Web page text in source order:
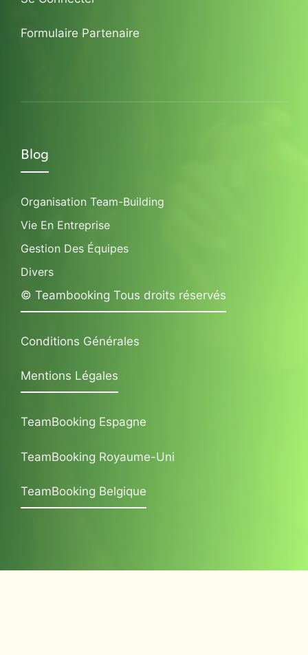
Formulaire Partenaire
Blog
Organisation Team-Building
Vie En Entreprise
Gestion Des Équipes
Divers
© Teambooking Tous droits réservés
Conditions Générales
Mentions Légales
TeamBooking Espagne
TeamBooking Royaume-Uni
TeamBooking Belgique